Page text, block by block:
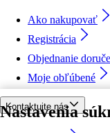
Nastavenia
Ako nakupovať
Registrácia
Objednanie
Moje obľúbené
Kontaktujte nás